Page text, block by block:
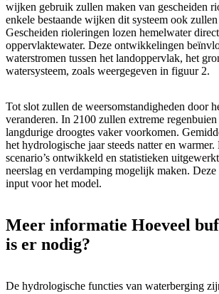
wijken gebruik zullen maken van gescheiden
enkele bestaande wijken dit systeem ook
Gescheiden rioleringen lozen hemelwater
oppervlaktewater. Deze ontwikkelingen
waterstromen tussen het landoppervlak, het
watersysteem, zoals weergegeven in figuur 2.
Tot slot zullen de weersomstandigheden door
veranderen. In 2100 zullen extreme
langdurige droogtes vaker voorkomen.
het hydrologische jaar steeds natter en
scenario’s ontwikkeld en statistieken
neerslag en verdamping mogelijk maken. Deze
input voor het model.
Meer informatie Hoeveel
is er nodig?
De hydrologische functies van waterberging